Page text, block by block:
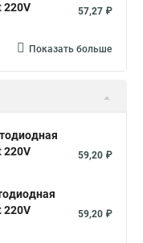
220V
57,27 ₽
Показать больше
220V
59,20 ₽
220V
59,20 ₽